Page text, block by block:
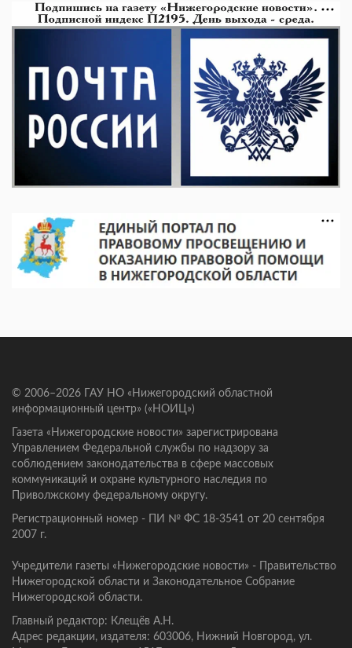
© 2006–2026 ГАУ НО «Нижегородский областной
информационный центр» («НОИЦ»)
Газета «Нижегородские новости» зарегистрирована
Управлением Федеральной службы по надзору за
соблюдением законодательства в сфере массовых
коммуникаций и охране культурного наследия по
Приволжскому федеральному округу.
Регистрационный номер - ПИ № ФС 18-3541 от 20 сентября
2007 г.
Учредители газеты «Нижегородские новости» - Правительство
Нижегородской области и Законодательное Собрание
Нижегородской области.
Главный редактор: Клещёв А.Н.
Адрес редакции, издателя: 603006, Нижний Новгород, ул.